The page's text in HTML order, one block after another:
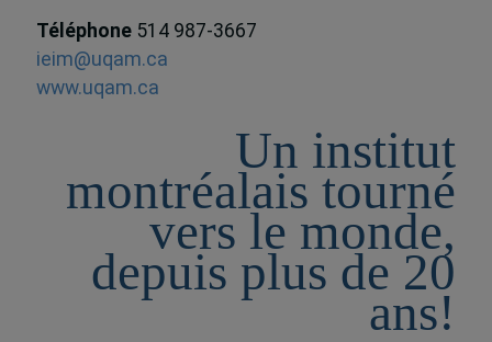
Téléphone 514 987-3667
ieim@uqam.ca
www.uqam.ca
Un institut
montréalais tourné
vers le monde,
depuis plus de 20
ans!